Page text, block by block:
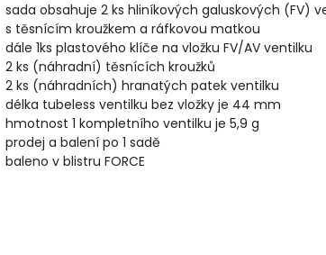
sada obsahuje 2 ks hliníkových galuskových (FV)
s těsnícím kroužkem a ráfkovou matkou
dále 1ks plastového klíče na vložku FV/AV ventilku
2 ks (náhradní) těsnících kroužků
2 ks (náhradních) hranatých patek ventilku
délka tubeless ventilku bez vložky je 44 mm
hmotnost 1 kompletního ventilku je 5,9 g
prodej a balení po 1 sadě
baleno v blistru FORCE